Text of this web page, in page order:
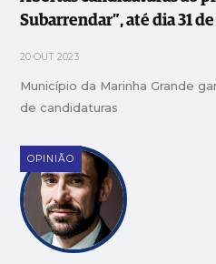
Subarrendar”, até dia 31
20 OUT 2023
Município da Marinha Grande
de candidaturas
OPINIÃO